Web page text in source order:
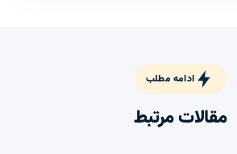
ادامه مطلب
مقالات مرتبط